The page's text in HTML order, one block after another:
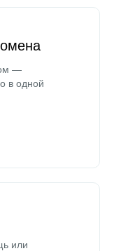
—
в одной
или